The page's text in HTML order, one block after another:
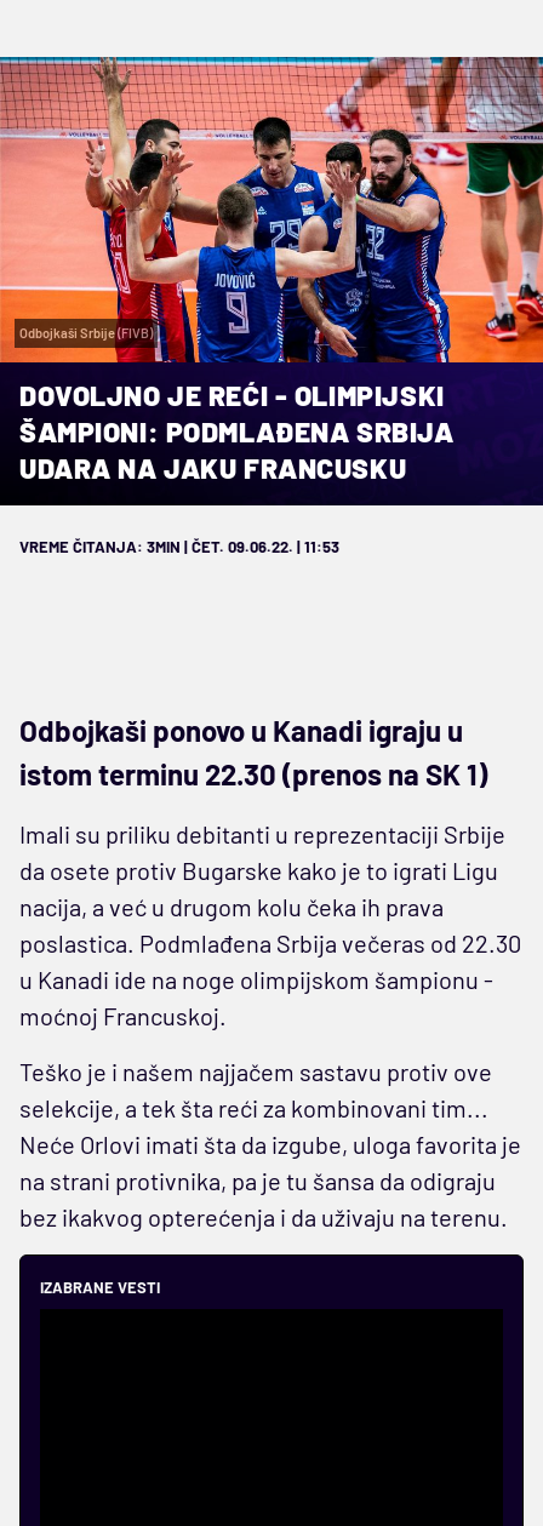
Odbojkaši Srbije (FIVB)
DOVOLJNO JE REĆI - OLIMPIJSKI
ŠAMPIONI: PODMLAĐENA SRBIJA
UDARA NA JAKU FRANCUSKU
VREME ČITANJA: 3MIN | ČET. 09.06.22. | 11:53
Odbojkaši ponovo u Kanadi igraju u
istom terminu 22.30 (prenos na SK 1)
Imali su priliku debitanti u reprezentaciji Srbije
da osete protiv Bugarske kako je to igrati Ligu
nacija, a već u drugom kolu čeka ih prava
poslastica. Podmlađena Srbija večeras od 22.30
u Kanadi ide na noge olimpijskom šampionu -
moćnoj Francuskoj.
Teško je i našem najjačem sastavu protiv ove
selekcije, a tek šta reći za kombinovani tim...
Neće Orlovi imati šta da izgube, uloga favorita je
na strani protivnika, pa je tu šansa da odigraju
bez ikakvog opterećenja i da uživaju na terenu.
IZABRANE VESTI